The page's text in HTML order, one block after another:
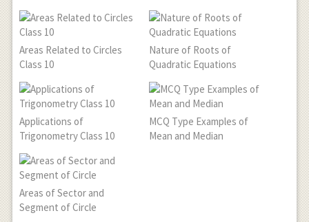
Areas Related to Circles
Class 10
Nature of Roots of
Quadratic Equations
Applications of
Trigonometry Class 10
MCQ Type Examples of
Mean and Median
Areas of Sector and
Segment of Circle